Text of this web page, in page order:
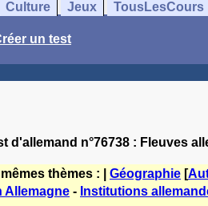
Culture Jeux TousLesCours
un test
d'allemand n°76738 : Fleuves
thèmes : | Géographie [
Allemagne - Institutions